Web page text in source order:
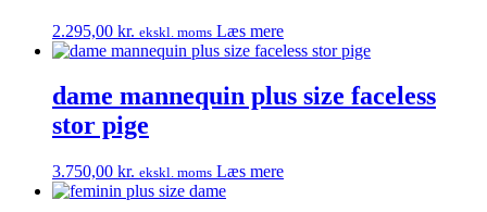
2.295,00 kr. ekskl. moms Læs mere
dame mannequin plus size faceless
stor pige
3.750,00 kr. ekskl. moms Læs mere